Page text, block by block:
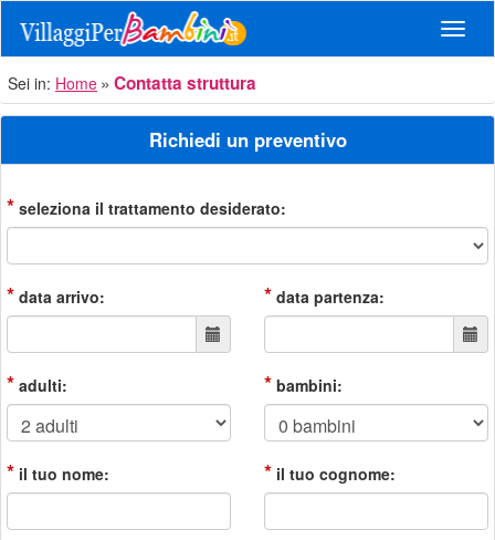
Sei in: Home Contatta struttura
Richiedi un preventivo
* seleziona il trattamento desiderato:
* data arrivo: * data partenza:
* adulti: * bambini:
* il tuo nome: * il tuo cognome: